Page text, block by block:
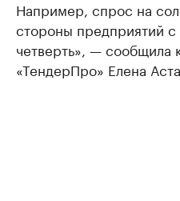
Например, спрос на
стороны предприятий с
четверть», — сообщила
«ТендерПро» Елена